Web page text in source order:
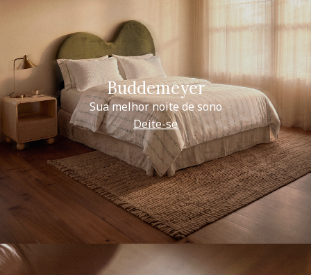
Buddemeyer
Sua melhor noite de sono
Deite-se